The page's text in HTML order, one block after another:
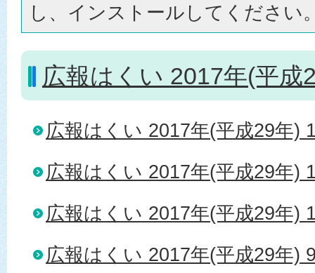
し、インストールしてください
広報はくい 2017年(平成
広報はくい 2017年(平成29年)
広報はくい 2017年(平成29年)
広報はくい 2017年(平成29年)
広報はくい 2017年(平成29年)